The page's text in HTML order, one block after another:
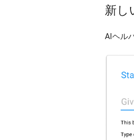
新し
AIヘル